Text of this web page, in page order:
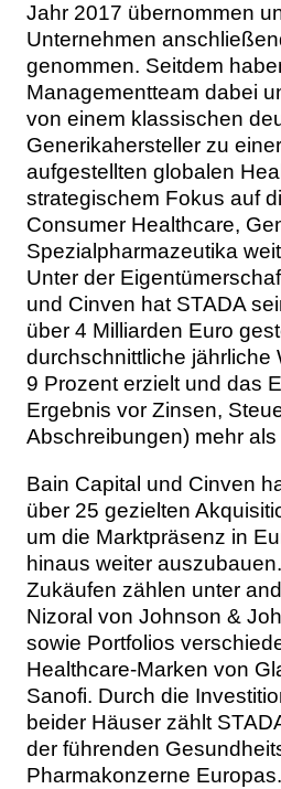
Jahr 2017 übernommen
Unternehmen
genommen. Seitdem
Managementteam dabei
von einem klassischen
Generikahersteller zu
aufgestellten globalen
strategischem Fokus auf
Consumer Healthcare,
Spezialpharmazeutika
Unter der
und Cinven hat STADA
über 4 Milliarden Euro
durchschnittliche jährliche
9 Prozent erzielt und das
Ergebnis vor Zinsen,
Abschreibungen) mehr
Bain Capital und Cinven
über 25 gezielten
um die Marktpräsenz in
hinaus weiter
Zukäufen zählen unter
Nizoral von Johnson &
sowie Portfolios
Healthcare-Marken von
Sanofi. Durch die
beider Häuser zählt
der führenden
Pharmakonzerne Europas.